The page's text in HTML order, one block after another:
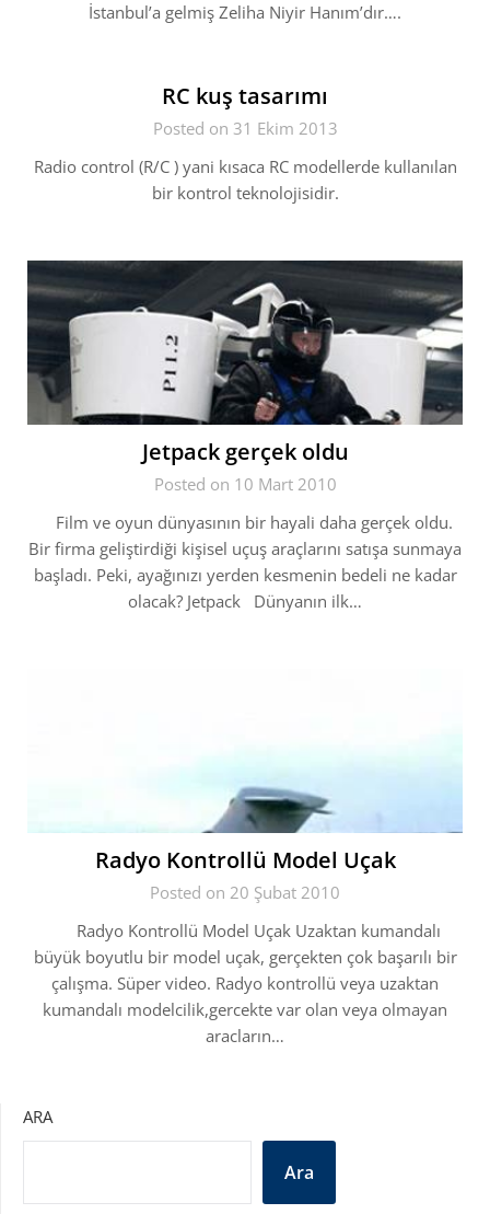
İstanbul’a gelmiş Zeliha Niyir Hanım’dır….
RC kuş tasarımı
Posted on 31 Ekim 2013
Radio control (R/C ) yani kısaca RC modellerde kullanılan
bir kontrol teknolojisidir.
Jetpack gerçek oldu
Posted on 10 Mart 2010
Film ve oyun dünyasının bir hayali daha gerçek oldu.
Bir firma geliştirdiği kişisel uçuş araçlarını satışa sunmaya
başladı. Peki, ayağınızı yerden kesmenin bedeli ne kadar
olacak? Jetpack Dünyanın ilk…
Radyo Kontrollü Model Uçak
Posted on 20 Şubat 2010
Radyo Kontrollü Model Uçak Uzaktan kumandalı
büyük boyutlu bir model uçak, gerçekten çok başarılı bir
çalışma. Süper video. Radyo kontrollü veya uzaktan
kumandalı modelcilik,gercekte var olan veya olmayan
aracların…
ARA
Ara